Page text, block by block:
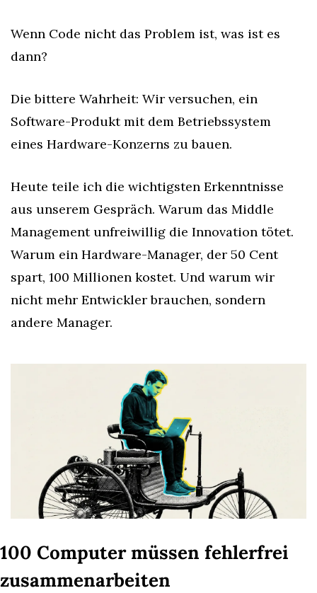
Wenn Code nicht das Problem ist, was ist es
dann?
Die bittere Wahrheit: Wir versuchen, ein
Software-Produkt mit dem Betriebssystem
eines Hardware-Konzerns zu bauen.
Heute teile ich die wichtigsten Erkenntnisse
aus unserem Gespräch. Warum das Middle
Management unfreiwillig die Innovation tötet.
Warum ein Hardware-Manager, der 50 Cent
spart, 100 Millionen kostet. Und warum wir
nicht mehr Entwickler brauchen, sondern
andere Manager.
100 Computer müssen fehlerfrei
zusammenarbeiten